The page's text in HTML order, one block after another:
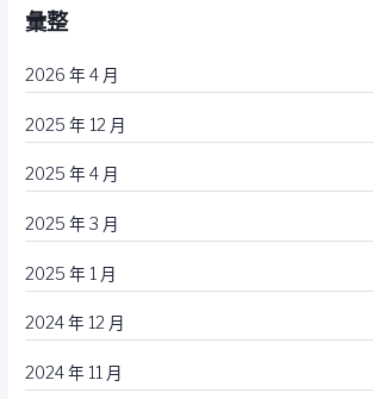
彙整
2026 年 4 月
2025 年 12 月
2025 年 4 月
2025 年 3 月
2025 年 1 月
2024 年 12 月
2024 年 11 月